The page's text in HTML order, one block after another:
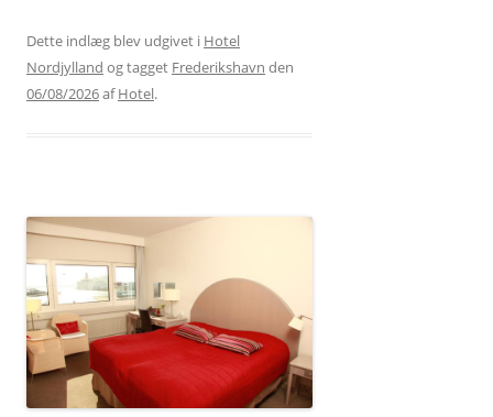
Dette indlæg blev udgivet i Hotel
Nordjylland og tagget Frederikshavn den
06/08/2026afHotel.